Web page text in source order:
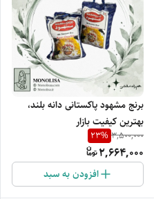
برنج مشهود پاکستانی دانه بلند،
بهترین کیفیت بازار
3,500,000
23%
2,664,000
افزودن به سبد